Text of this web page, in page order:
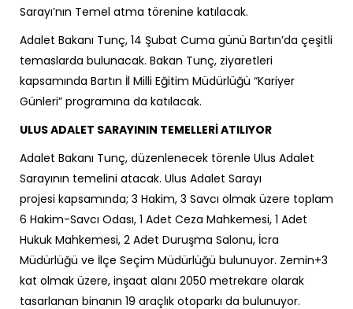
Sarayı’nın Temel atma törenine katılacak.
Adalet Bakanı Tunç, 14 Şubat Cuma günü Bartın’da çeşitli
temaslarda bulunacak. Bakan Tunç, ziyaretleri
kapsamında Bartın İl Milli Eğitim Müdürlüğü “Kariyer
Günleri” programına da katılacak.
ULUS ADALET SARAYININ TEMELLERİ ATILIYOR
Adalet Bakanı Tunç, düzenlenecek törenle Ulus Adalet
Sarayının temelini atacak. Ulus Adalet Sarayı
projesi kapsamında; 3 Hakim, 3 Savcı olmak üzere toplam
6 Hakim-Savcı Odası, 1 Adet Ceza Mahkemesi, 1 Adet
Hukuk Mahkemesi, 2 Adet Duruşma Salonu, İcra
Müdürlüğü ve İlçe Seçim Müdürlüğü bulunuyor. Zemin+3
kat olmak üzere, inşaat alanı 2050 metrekare olarak
tasarlanan binanın 19 araçlık otoparkı da bulunuyor.